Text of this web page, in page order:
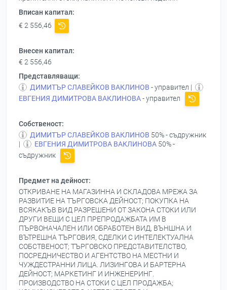
Вписан капитал:
€ 2 556,46
Внесен капитал:
€ 2 556,46
Представляващи:
ДИМИТЪР СЛАВЕЙКОВ ВАКЛИНОВ - управител |
ЕВГЕНИЯ ДИМИТРОВА ВАКЛИНОВА- управител
Собственост:
ДИМИТЪР СЛАВЕЙКОВ ВАКЛИНОВ 50% - съдружник
|
ЕВГЕНИЯ ДИМИТРОВА ВАКЛИНОВА 50% -
съдружник
Предмет на дейност:
ОТКРИВАНЕ НА МАГАЗИННА И СКЛАДОВА МРЕЖА ЗА
РАЗВИТИЕ НА ТЪРГОВСКА ДЕЙНОСТ; ПОКУПКА НА
ВСЯКАКЪВ ВИД РАЗРЕШЕНИ ОТ ЗАКОНА СТОКИ ИЛИ
ДРУГИ ВЕЩИ С ЦЕЛ ПРЕПРОДАЖБАТА ИМ В
ПЪРВОНАЧАЛЕН ИЛИ ОБРАБОТЕН ВИД, ВЪНШНА И
ВЪТРЕШНА ТЪРГОВИЯ, СДЕЛКИ С ИНТЕЛЕКТУАЛНА
СОБСТВЕНОСТ; ТЪРГОВСКО ПРЕДСТАВИТЕЛСТВО,
ПОСРЕДНИЧЕСТВО И АГЕНТСТВО НА МЕСТНИ И
ЧУЖДЕСТРАННИ ЛИЦА. ЛИЗИНГОВА И БАРТЕРНА
ДЕЙНОСТ; МАРКЕТИНГ И ИНЖЕНЕРИНГ.
ПРОИЗВОДСТВО НА СТОКИ С ЦЕЛ ПРОДАЖБА;